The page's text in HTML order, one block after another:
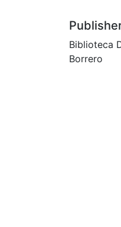
Biblioteca
Borrero